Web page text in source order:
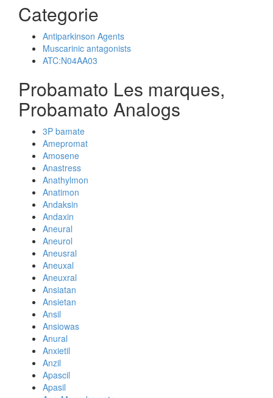
Categorie
Antiparkinson Agents
Muscarinic antagonists
ATC:N04AA03
Probamato Les marques,
Probamato Analogs
3P bamate
Amepromat
Amosene
Anastress
Anathylmon
Anatimon
Andaksin
Andaxin
Aneural
Aneurol
Aneusral
Aneuxal
Aneuxral
Ansiatan
Ansietan
Ansil
Ansiowas
Anural
Anxietil
Anzil
Apascil
Apasil